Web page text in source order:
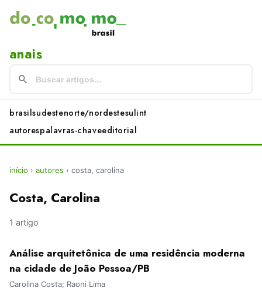
anais
brasilsudestenorte/nordestesulint
autorespalavras-chaveeditorial
início › autores › costa, carolina
Costa, Carolina
1 artigo
Análise arquitetônica de uma residência moderna
na cidade de João Pessoa/PB
Carolina Costa; Raoni Lima